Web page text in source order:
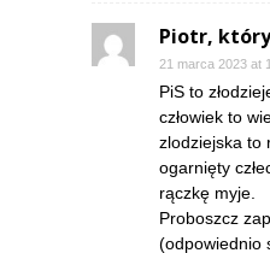
Piotr,
21 marca 2023 at
PiS to
człowiek to
zlodziejska to
ogarnięty
rączkę myje.
Proboszcz
(odpowiednio